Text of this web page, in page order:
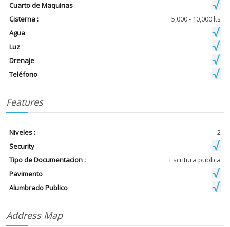
Cuarto de Maquinas
Cisterna :
5,000 - 10,000 lts
Agua
Luz
Drenaje
Teléfono
Features
Niveles :
2
Security
Tipo de Documentacion :
Escritura publica
Pavimento
Alumbrado Publico
Address Map